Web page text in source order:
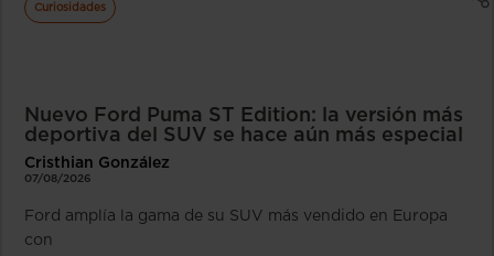
Curiosidades
Nuevo Ford Puma ST Edition: la versión más
deportiva del SUV se hace aún más especial
Cristhian González
07/08/2026
Ford amplía la gama de su SUV más vendido en Europa
con